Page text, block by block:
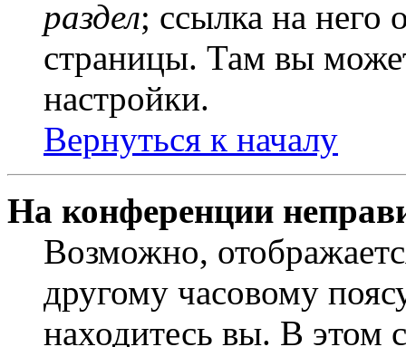
раздел; ссылка на него
страницы. Там вы
настройки.
Вернуться к началу
На конференции
Возможно,
другому часовому
находитесь вы. В этом